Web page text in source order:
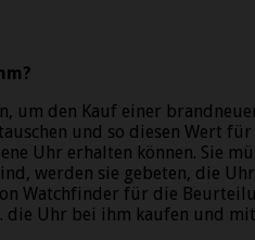
um den Kauf einer
und so diesen Wert
Uhr erhalten können. Sie
werden sie gebeten, die
Watchfinder für die
Uhr bei ihm kaufen und